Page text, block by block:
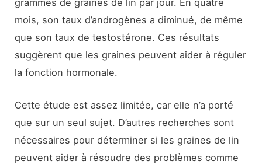
mois, son taux d’androgènes a diminué, de même
que son taux de testostérone. Ces résultats
suggèrent que les graines peuvent aider à réguler
la fonction hormonale.
Cette étude est assez limitée, car elle n’a porté
que sur un seul sujet. D’autres recherches sont
nécessaires pour déterminer si les graines de lin
peuvent aider à résoudre des problèmes comme